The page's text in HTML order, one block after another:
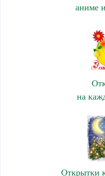
аниме
на
Открытки